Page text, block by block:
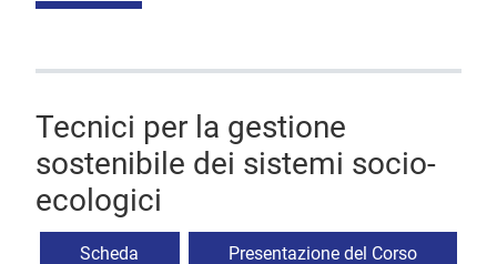
Tecnici per la gestione
sostenibile dei sistemi socio-
ecologici
Scheda Presentazione del Corso